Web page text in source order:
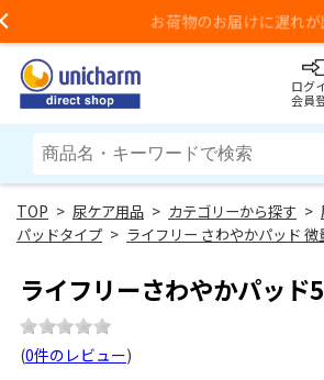
お荷物のお届けに遅れが出ている
ログ
会員
> 尿ケア用品 > カテゴリーから探す >
パッドタイプ > ライフリー さわやかパッド
ライフリーさわやかパッド
(0件のレビュー)